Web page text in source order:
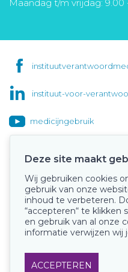
Maandag t/m vrijdag: 9.00
instituut-voor-
medicijngebruik
Onze
Deze site maakt
Wij gebruiken cookies
gebruik van onze
inhoud te verbeteren.
“accepteren“ te
en gebruik van al onze
informatie verwijzen wij
ACCEPTEREN